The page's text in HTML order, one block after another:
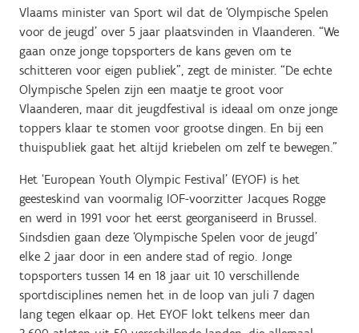
Vlaams minister van Sport wil dat de ‘Olympische Spelen
voor de jeugd’ over 5 jaar plaatsvinden in Vlaanderen. “We
gaan onze jonge topsporters de kans geven om te
schitteren voor eigen publiek”, zegt de minister. “De echte
Olympische Spelen zijn een maatje te groot voor
Vlaanderen, maar dit jeugdfestival is ideaal om onze jonge
toppers klaar te stomen voor grootse dingen. En bij een
thuispubliek gaat het altijd kriebelen om zelf te bewegen.”
Het ‘European Youth Olympic Festival’ (EYOF) is het
geesteskind van voormalig IOF-voorzitter Jacques Rogge
en werd in 1991 voor het eerst georganiseerd in Brussel.
Sindsdien gaan deze ‘Olympische Spelen voor de jeugd’
elke 2 jaar door in een andere stad of regio. Jonge
topsporters tussen 14 en 18 jaar uit 10 verschillende
sportdisciplines nemen het in de loop van juli 7 dagen
lang tegen elkaar op. Het EYOF lokt telkens meer dan